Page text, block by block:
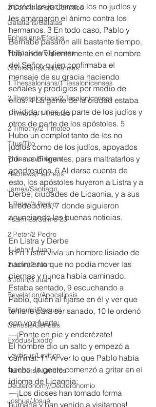
2 Corinthians/2 Corintios
Galatians/Gálatas
Ephesians/Efesios
Philippians/Filipenses
Colossians/Colosenses
1 Thessalonians/1 Tesalonicenses
2 Thessalonians/2 Tesalonicenses
1 Timothy/1 Timoteo
2 Timothy/2 Timoteo
Titus/Tito
Philemon/Filemon
Hebrews/Hebreos
James/Santiago
1 Peter/1 Pedro
Psalm 23/Salmo 23
2 Peter/2 Pedro
1 John/1 Juan
2 John/2 Juan
3 John/3 Juan
Revelation/Apocalipsis
Potpourri/Popurrí
Genesis/Génesis
Exodus/Éxodo
Leviticus/Levítico
Numbers/Números
Deuteronomy/Deuteronomio
Joshua/Josué
incrédulos incitaron a los no judíos y
les amargaron el ánimo contra los
hermanos. 3 En todo caso, Pablo y
Bernabé pasaron allí bastante tiempo,
hablando valientemente en el nombre
del Señor, quien confirmaba el
mensaje de su gracia haciendo
señales y prodigios por medio de
ellos. 4 La gente de la ciudad estaba
dividida: unos de parte de los judíos y
otros de parte de los apóstoles. 5
Hubo un complot tanto de los no
judíos como de los judíos, apoyados
por sus dirigentes, para maltratarlos y
apedrearlos. 6 Al darse cuenta de
esto, los apóstoles huyeron a Listra y a
Derbe, ciudades de Licaonia, y a sus
alrededores, 7 donde siguieron
anunciando las buenas noticias.
En Listra y Derbe
8 En Listra vivía un hombre lisiado de
nacimiento que no podía mover las
piernas y nunca había caminado.
Estaba sentado, 9 escuchando a
Pablo, quien al fijarse en él y ver que
tenía fe para ser sanado, 10 le ordenó
con voz fuerte:
—¡Ponte en pie y enderézate!
El hombre dio un salto y empezó a
caminar. 11 Al ver lo que Pablo había
hecho, la gente comenzó a gritar en el
idioma de Licaonia:
—¡Los dioses han tomado forma
humana y han venido a visitarnos!